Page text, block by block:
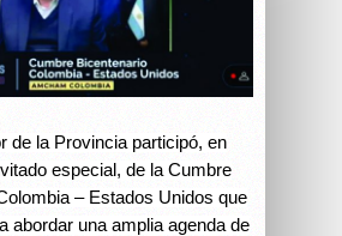
de la Provincia participó, en
especial, de la Cumbre
– Estados Unidos que
abordar una amplia agenda de